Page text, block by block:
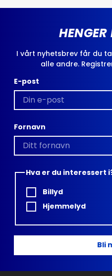
I vårt nyhetsbrev får du
alle andre.
E-post
Fornavn
Hva er du interessert
Billyd
Hjemmelyd
Bli